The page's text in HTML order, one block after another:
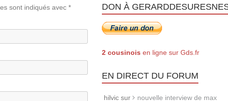
sont indiqués avec *
DON À
2 cousinois en ligne sur Gds.fr
EN DIRECT DU FORUM
hilvic sur
nouvelle interview de max